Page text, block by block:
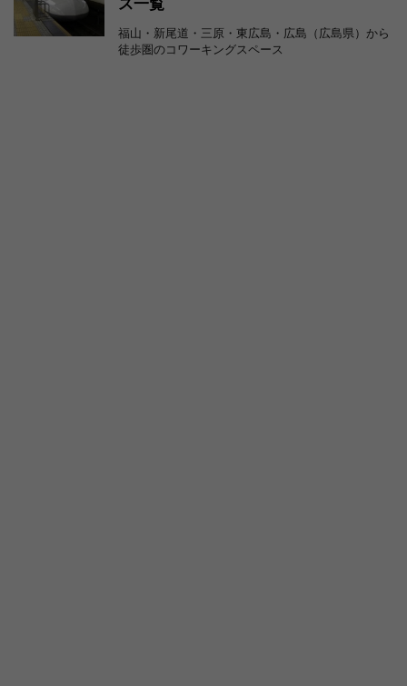
ス一覧
福山・新尾道・三原・東広島・広島（広島県）から
徒歩圏のコワーキングスペース